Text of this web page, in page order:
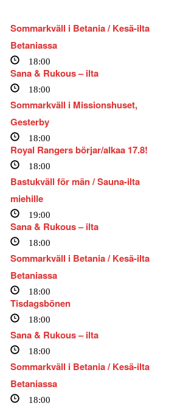
Sommarkväll i Betania / Kesä-ilta
Betaniassa
18:00
Sana & Rukous – ilta
18:00
Sommarkväll i Missionshuset,
Gesterby
18:00
Royal Rangers börjar/alkaa 17.8!
18:00
Bastukväll för män / Sauna-ilta
miehille
19:00
Sana & Rukous – ilta
18:00
Sommarkväll i Betania / Kesä-ilta
Betaniassa
18:00
Tisdagsbönen
18:00
Sana & Rukous – ilta
18:00
Sommarkväll i Betania / Kesä-ilta
Betaniassa
18:00